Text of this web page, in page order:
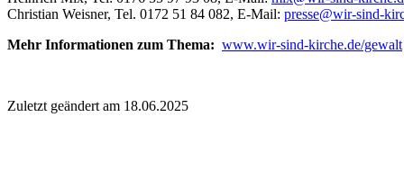
Christian Weisner, Tel. 0172 51 84 082, E-Mail: presse@wir-sind-
Mehr Informationen zum Thema: www.wir-sind-kirche.de/gewalt
Zuletzt geändert am 18­.06.2025